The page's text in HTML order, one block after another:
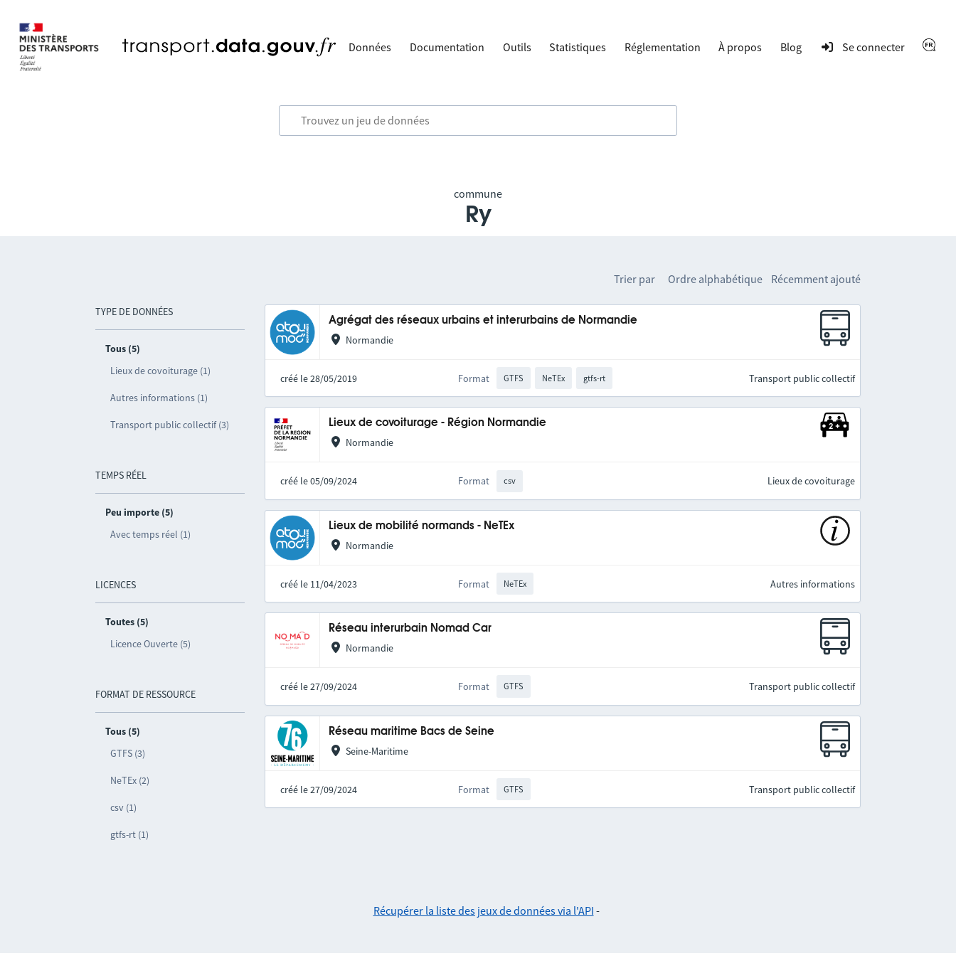
Données Documentation Outils Statistiques Réglementation À propos Blog Se connecter
commune
Ry
TYPE DE DONNÉES
Tous (5)
Lieux de covoiturage (1)
Autres informations (1)
Transport public collectif (3)
TEMPS RÉEL
Peu importe (5)
Avec temps réel (1)
LICENCES
Toutes (5)
Licence Ouverte (5)
FORMAT DE RESSOURCE
Tous (5)
GTFS (3)
NeTEx (2)
csv (1)
gtfs-rt (1)
Trier par Ordre alphabétique Récemment ajouté
Agrégat des réseaux urbains et interurbains de Normandie
Normandie
créé le 28/05/2019 Format GTFS NeTEx gtfs-rt Transport public collectif
Lieux de covoiturage - Région Normandie
Normandie
créé le 05/09/2024 Format csv Lieux de covoiturage
Lieux de mobilité normands - NeTEx
Normandie
créé le 11/04/2023 Format NeTEx Autres informations
Réseau interurbain Nomad Car
Normandie
créé le 27/09/2024 Format GTFS Transport public collectif
Réseau maritime Bacs de Seine
Seine-Maritime
créé le 27/09/2024 Format GTFS Transport public collectif
Récupérer la liste des jeux de données via l'API -